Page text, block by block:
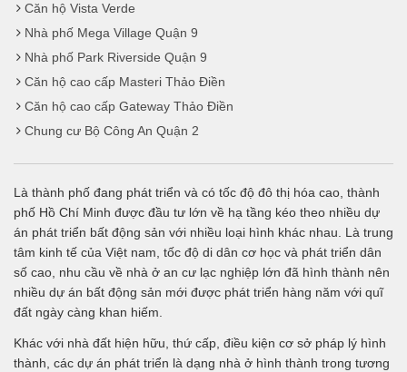
Căn hộ Vista Verde
Nhà phố Mega Village Quận 9
Nhà phố Park Riverside Quận 9
Căn hộ cao cấp Masteri Thảo Điền
Căn hộ cao cấp Gateway Thảo Điền
Chung cư Bộ Công An Quận 2
Là thành phố đang phát triển và có tốc độ đô thị hóa cao, thành
phố Hồ Chí Minh được đầu tư lớn về hạ tầng kéo theo nhiều dự
án phát triển bất động sản với nhiều loại hình khác nhau. Là trung
tâm kinh tế của Việt nam, tốc độ di dân cơ học và phát triển dân
số cao, nhu cầu về nhà ở an cư lạc nghiệp lớn đã hình thành nên
nhiều dự án bất động sản mới được phát triển hàng năm với quĩ
đất ngày càng khan hiếm.
Khác với nhà đất hiện hữu, thứ cấp, điều kiện cơ sở pháp lý hình
thành, các dự án phát triển là dạng nhà ở hình thành trong tương